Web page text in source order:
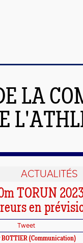
LA
ACTUALITÉS
TORUN
en
Tweet
(Communication)